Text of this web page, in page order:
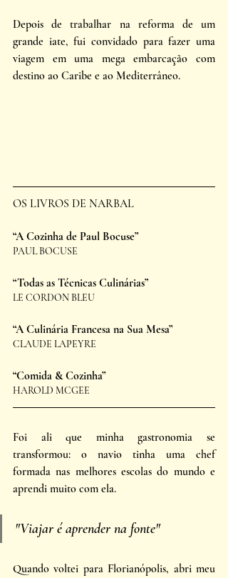
Depois de trabalhar na reforma de um
grande iate, fui convidado para fazer uma
viagem em uma mega embarcação com
destino ao Caribe e ao Mediterrâneo.
OS LIVROS DE NARBAL
“A Cozinha de Paul Bocuse”
PAUL BOCUSE
“Todas as Técnicas Culinárias”
LE CORDON BLEU
“A Culinária Francesa na Sua Mesa”
CLAUDE LAPEYRE
“Comida & Cozinha”
HAROLD MCGEE
Foi ali que minha gastronomia se
transformou: o navio tinha uma chef
formada nas melhores escolas do mundo e
aprendi muito com ela.
"Viajar é aprender na fonte"
Quando voltei para Florianópolis, abri meu